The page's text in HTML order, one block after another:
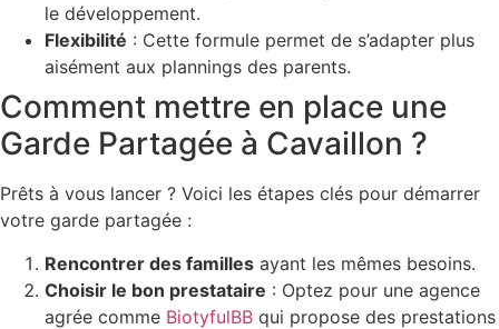
le développement.
Flexibilité : Cette formule permet de s’adapter plus
aisément aux plannings des parents.
Comment mettre en place une
Garde Partagée à Cavaillon ?
Prêts à vous lancer ? Voici les étapes clés pour démarrer
votre garde partagée :
Rencontrer des familles ayant les mêmes besoins.
Choisir le bon prestataire : Optez pour une agence
agrée comme BiotyfulBB qui propose des prestations